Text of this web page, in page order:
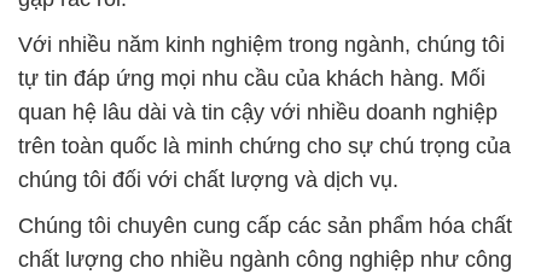
Với nhiều năm kinh nghiệm trong ngành, chúng tôi
tự tin đáp ứng mọi nhu cầu của khách hàng. Mối
quan hệ lâu dài và tin cậy với nhiều doanh nghiệp
trên toàn quốc là minh chứng cho sự chú trọng của
chúng tôi đối với chất lượng và dịch vụ.
Chúng tôi chuyên cung cấp các sản phẩm hóa chất
chất lượng cho nhiều ngành công nghiệp như công